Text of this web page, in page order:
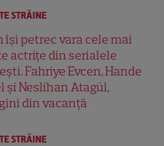
STRĂINE
își petrec vara cele mai
actrițe din serialele
Fahriye Evcen, Hande
și Neslihan Atagül,
din vacanță
STRĂINE